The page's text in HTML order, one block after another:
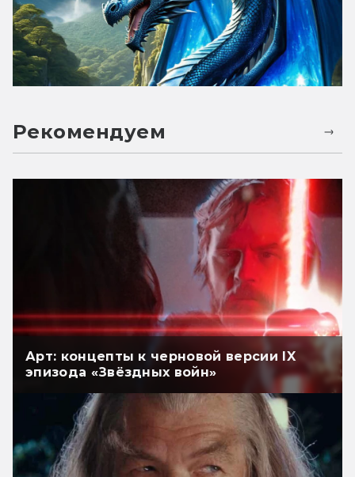
Рекомендуем
Арт: концепты к черновой версии IX
эпизода «Звёздных войн»